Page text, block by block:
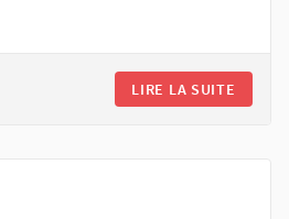
LIRE LA SUITE